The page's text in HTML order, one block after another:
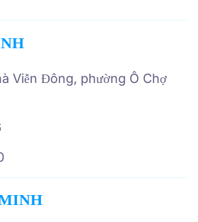
Viễn Đông, phường Ô Chợ